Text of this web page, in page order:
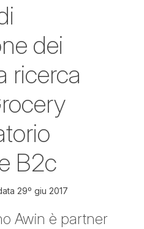
dei
ricerca
B2c
29º giu 2017
Awin è partner